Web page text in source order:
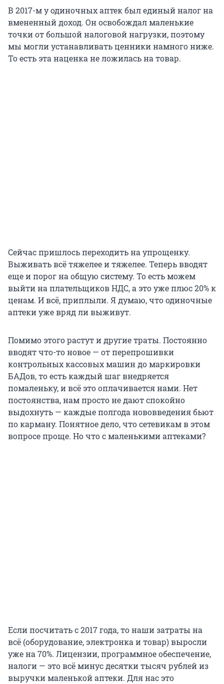
В 2017-м у одиночных аптек был единый налог на
вмененный доход. Он освобождал маленькие
точки от большой налоговой нагрузки, поэтому
мы могли устанавливать ценники намного ниже.
То есть эта наценка не ложилась на товар.
Сейчас пришлось переходить на упрощенку.
Выживать всё тяжелее и тяжелее. Теперь вводят
еще и порог на общую систему. То есть можем
выйти на плательщиков НДС, а это уже плюс 20% к
ценам. И всё, приплыли. Я думаю, что одиночные
аптеки уже вряд ли выживут.
Помимо этого растут и другие траты. Постоянно
вводят что-то новое — от перепрошивки
контрольных кассовых машин до маркировки
БАДов, то есть каждый шаг внедряется
помаленьку, и всё это оплачивается нами. Нет
постоянства, нам просто не дают спокойно
выдохнуть — каждые полгода нововведения бьют
по карману. Понятное дело, что сетевикам в этом
вопросе проще. Но что с маленькими аптеками?
Если посчитать с 2017 года, то наши затраты на
всё (оборудование, электронка и товар) выросли
уже на 70%. Лицензии, программное обеспечение,
налоги — это всё минус десятки тысяч рублей из
выручки маленькой аптеки. Для нас это